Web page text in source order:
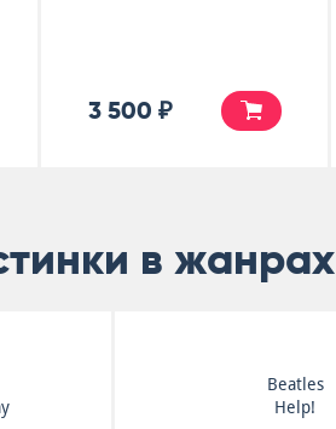
3 500 ₽
в жанрах
Beatles
Help!